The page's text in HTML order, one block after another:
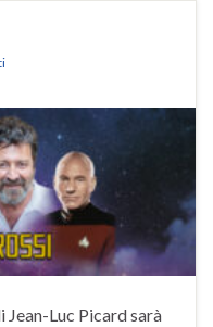
Jean-Luc Picard sarà